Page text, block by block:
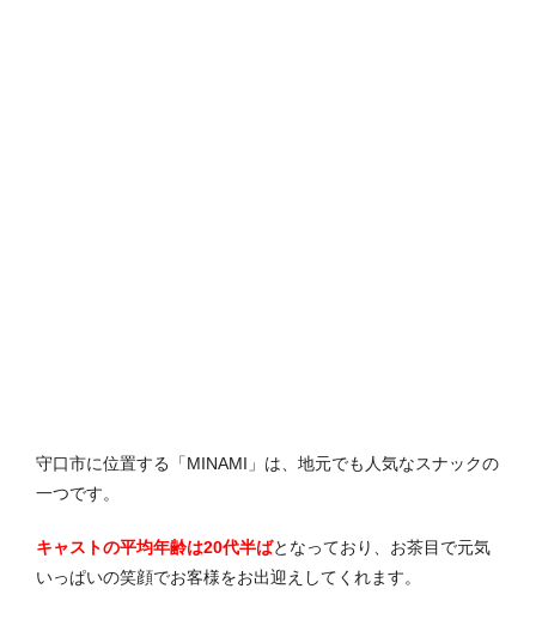
守口市に位置する「MINAMI」は、地元でも人気なスナックの
一つです。
キャストの平均年齢は20代半ばとなっており、お茶目で元気
いっぱいの笑顔でお客様をお出迎えしてくれます。